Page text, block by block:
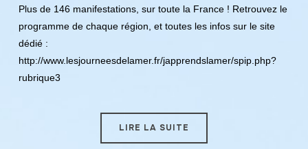
Plus de 146 manifestations, sur toute la France ! Retrouvez le
programme de chaque région, et toutes les infos sur le site
dédié :
http://www.lesjourneesdelamer.fr/japprendslamer/spip.php?
rubrique3
LIRE LA SUITE